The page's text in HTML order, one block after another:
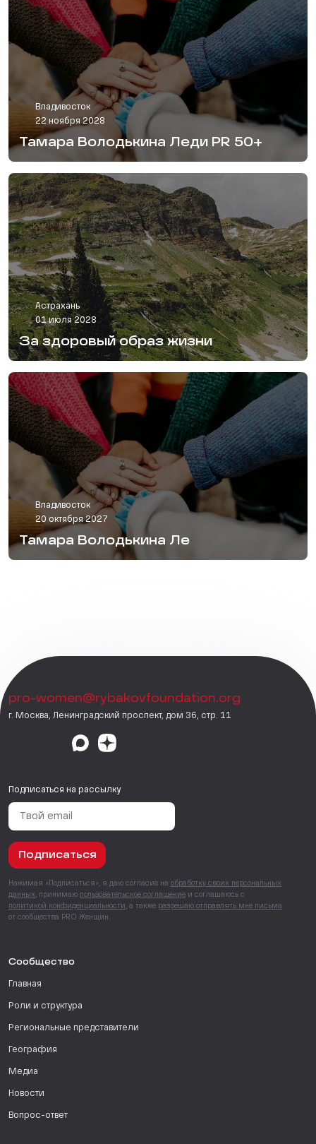
Владивосток
22 ноября 2028
Тамара Володькина Леди PR 50+
Астрахань
01 июля 2028
За здоровый образ жизни
Владивосток
20 октября 2027
Тамара Володькина Ле
pro-women@rybakovfoundation.org
г. Москва, Ленинградский проспект, дом 36, стр. 11
Подписаться на рассылку
Подписаться
Нажимая «Подписаться», я даю согласие на обработку своих персональных
данных , принимаю пользовательское соглашение и соглашаюсь с
политикой конфиденциальности , а также разрешаю отправлять мне письма
от сообщества PRO Женщин.
Сообщество
Главная
Роли и структура
Региональные представители
География
Медиа
Новости
Вопрос-ответ